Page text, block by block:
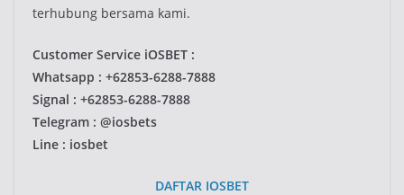
terhubung bersama kami.
Customer Service iOSBET :
Whatsapp : +62853-6288-7888
Signal : +62853-6288-7888
Telegram : @iosbets
Line : iosbet
DAFTAR IOSBET